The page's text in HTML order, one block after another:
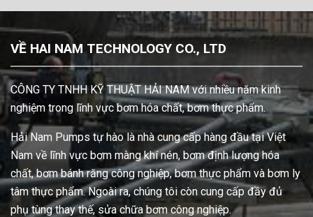
VỀ HAI NAM TECHNOLOGY CO., LTD
CÔNG TY TNHH KỸ THUẬT HẢI NAM với nhiều năm kinh
nghiệm trong lĩnh vực bơm hóa chất, bơm thực phẩm.
Hải Nam Pumps tự hào là nhà cung cấp hàng đầu tại Việt
Nam về lĩnh vực bơm màng khí nén, bơm định lượng hóa
chất, bơm bánh răng công nghiệp, bơm thực phẩm và bơm ly
tâm thực phẩm. Ngoài ra, chúng tôi còn cung cấp đầy đủ
phụ tùng thay thế, sửa chữa bơm công nghiệp.